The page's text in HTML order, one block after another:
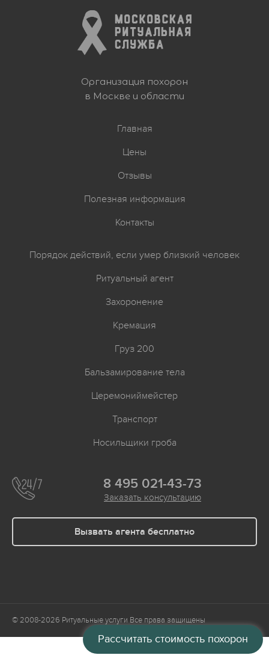
Организация похорон
в Москве и области
Главная
Цены
Отзывы
Полезная информация
Контакты
Порядок действий, если умер близкий человек
Ритуальный агент
Захоронение
Кремация
Груз 200
Бальзамирование тела
Церемониймейстер
Транспорт
Носильщики гроба
8 495 021-43-73
Заказать консультацию
Вызвать агента бесплатно
© 2008-2026 Ритуальные услуги Все права защищены
Рассчитать стоимость похорон